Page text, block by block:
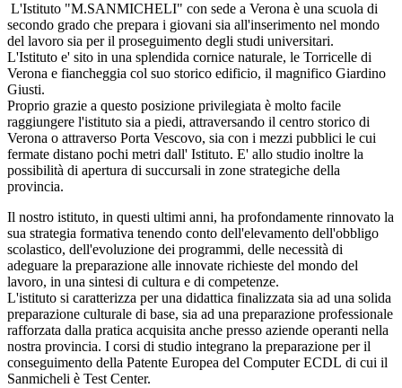
L'Istituto "M.SANMICHELI" con sede a Verona è una scuola di
secondo grado che prepara i giovani sia all'inserimento nel mondo
del lavoro sia per il proseguimento degli studi universitari.
L'Istituto e' sito in una splendida cornice naturale, le Torricelle di
Verona e fiancheggia col suo storico edificio, il magnifico Giardino
Giusti.
Proprio grazie a questo posizione privilegiata è molto facile
raggiungere l'istituto sia a piedi, attraversando il centro storico di
Verona o attraverso Porta Vescovo, sia con i mezzi pubblici le cui
fermate distano pochi metri dall' Istituto. E' allo studio inoltre la
possibilità di apertura di succursali in zone strategiche della
provincia.
Il nostro istituto, in questi ultimi anni, ha profondamente rinnovato la
sua strategia formativa tenendo conto dell'elevamento dell'obbligo
scolastico, dell'evoluzione dei programmi, delle necessità di
adeguare la preparazione alle innovate richieste del mondo del
lavoro, in una sintesi di cultura e di competenze.
L'istituto si caratterizza per una didattica finalizzata sia ad una solida
preparazione culturale di base, sia ad una preparazione professionale
rafforzata dalla pratica acquisita anche presso aziende operanti nella
nostra provincia. I corsi di studio integrano la preparazione per il
conseguimento della Patente Europea del Computer ECDL di cui il
Sanmicheli è Test Center.